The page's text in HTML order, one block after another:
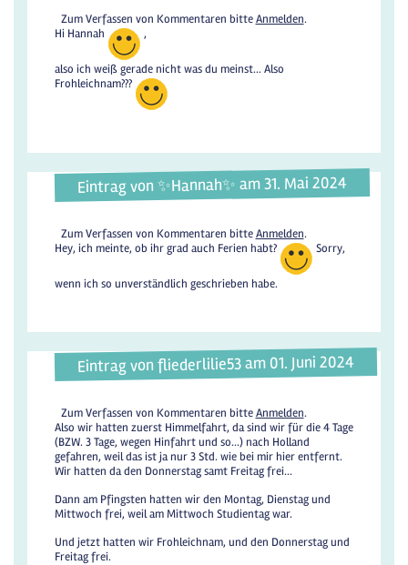
Zum Verfassen von Kommentaren bitteAnmelden.
Hi Hannah
,
also ich weiß gerade nicht was du meinst... Also
Frohleichnam???
Eintrag von ✨️Hannah✨️ am 31. Mai 2024
Zum Verfassen von Kommentaren bitteAnmelden.
Hey, ich meinte, ob ihr grad auch Ferien habt?
Sorry,
wenn ich so unverständlich geschrieben habe.
Eintrag von fliederlilie53 am 01. Juni 2024
Zum Verfassen von Kommentaren bitteAnmelden.
Also wir hatten zuerst Himmelfahrt, da sind wir für die 4 Tage
(BZW. 3 Tage, wegen Hinfahrt und so...) nach Holland
gefahren, weil das ist ja nur 3 Std. wie bei mir hier entfernt.
Wir hatten da den Donnerstag samt Freitag frei...
Dann am Pfingsten hatten wir den Montag, Dienstag und
Mittwoch frei, weil am Mittwoch Studientag war.
Und jetzt hatten wir Frohleichnam, und den Donnerstag und
Freitag frei.